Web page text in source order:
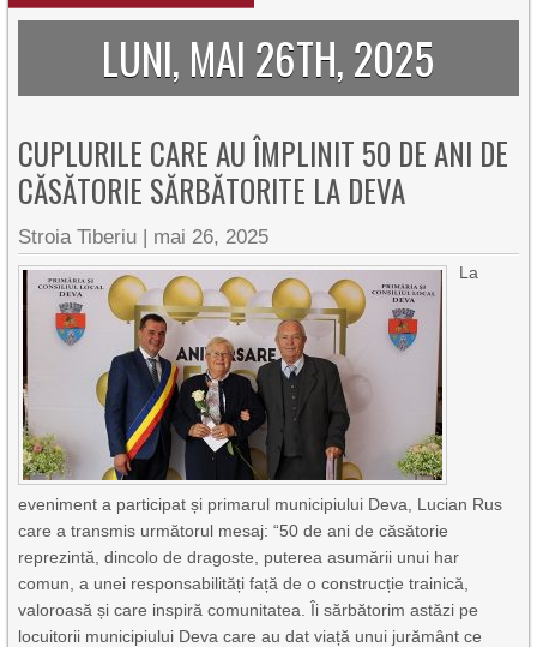
LUNI, MAI 26TH, 2025
CUPLURILE CARE AU ÎMPLINIT 50 DE ANI DE
CĂSĂTORIE SĂRBĂTORITE LA DEVA
Stroia Tiberiu | mai 26, 2025
La
eveniment a participat și primarul municipiului Deva, Lucian Rus
care a transmis următorul mesaj: “50 de ani de căsătorie
reprezintă, dincolo de dragoste, puterea asumării unui har
comun, a unei responsabilități față de o construcție trainică,
valoroasă și care inspiră comunitatea. Îi sărbătorim astăzi pe
locuitorii municipiului Deva care au dat viață unui jurământ ce